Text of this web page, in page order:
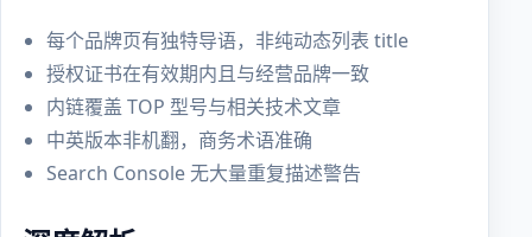
每个品牌页有独特导语，非纯动态列表 title
授权证书在有效期内且与经营品牌一致
内链覆盖 TOP 型号与相关技术文章
中英版本非机翻，商务术语准确
Search Console 无大量重复描述警告